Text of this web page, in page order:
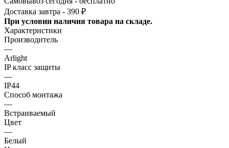
Доставка завтра - 390 ₽
При условии наличия товара на складе.
Характеристики
Производитель
—
Arlight
IP класс защиты
—
IP44
Способ монтажа
—
Встраиваемый
Цвет
—
Белый